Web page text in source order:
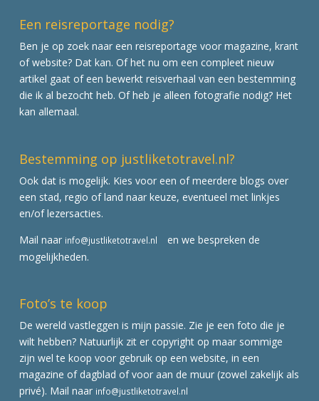
Een reisreportage nodig?
Ben je op zoek naar een reisreportage voor magazine, krant
of website? Dat kan. Of het nu om een compleet nieuw
artikel gaat of een bewerkt reisverhaal van een bestemming
die ik al bezocht heb. Of heb je alleen fotografie nodig? Het
kan allemaal.
Bestemming op justliketotravel.nl?
Ook dat is mogelijk. Kies voor een of meerdere blogs over
een stad, regio of land naar keuze, eventueel met linkjes
en/of lezersacties.
Mail naar info@justliketotravel.nl
en we bespreken de
mogelijkheden.
Foto’s te koop
De wereld vastleggen is mijn passie. Zie je een foto die je
wilt hebben? Natuurlijk zit er copyright op maar sommige
zijn wel te koop voor gebruik op een website, in een
magazine of dagblad of voor aan de muur (zowel zakelijk als
privé). Mail naar info@justliketotravel.nl